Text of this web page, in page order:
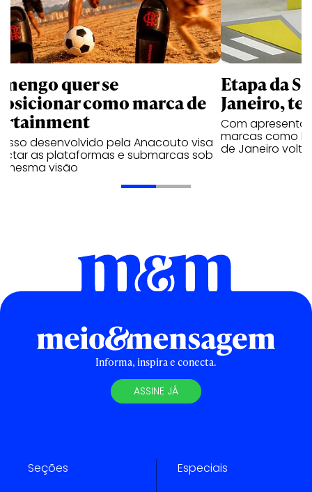
quer se
como marca de
desenvolvido pela Anacouto visa
as plataformas e submarcas sob
mesma visão
Etapa da
Janeiro,
Com
marcas como
de Janeiro
Informa, inspira e conecta.
ASSINE JÁ
Seções Especiais